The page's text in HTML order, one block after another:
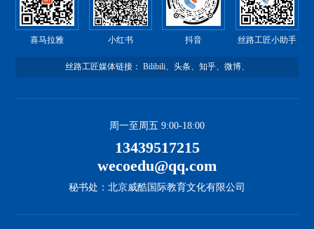
喜马拉雅 小红书 抖音 丝路工匠小助手
丝路工匠媒体链接： Bilibili、 头条、 知乎、 微博、
周一至周五 9:00-18:00
13439517215
wecoedu@qq.com
秘书处：北京威酷国际教育文化有限公司